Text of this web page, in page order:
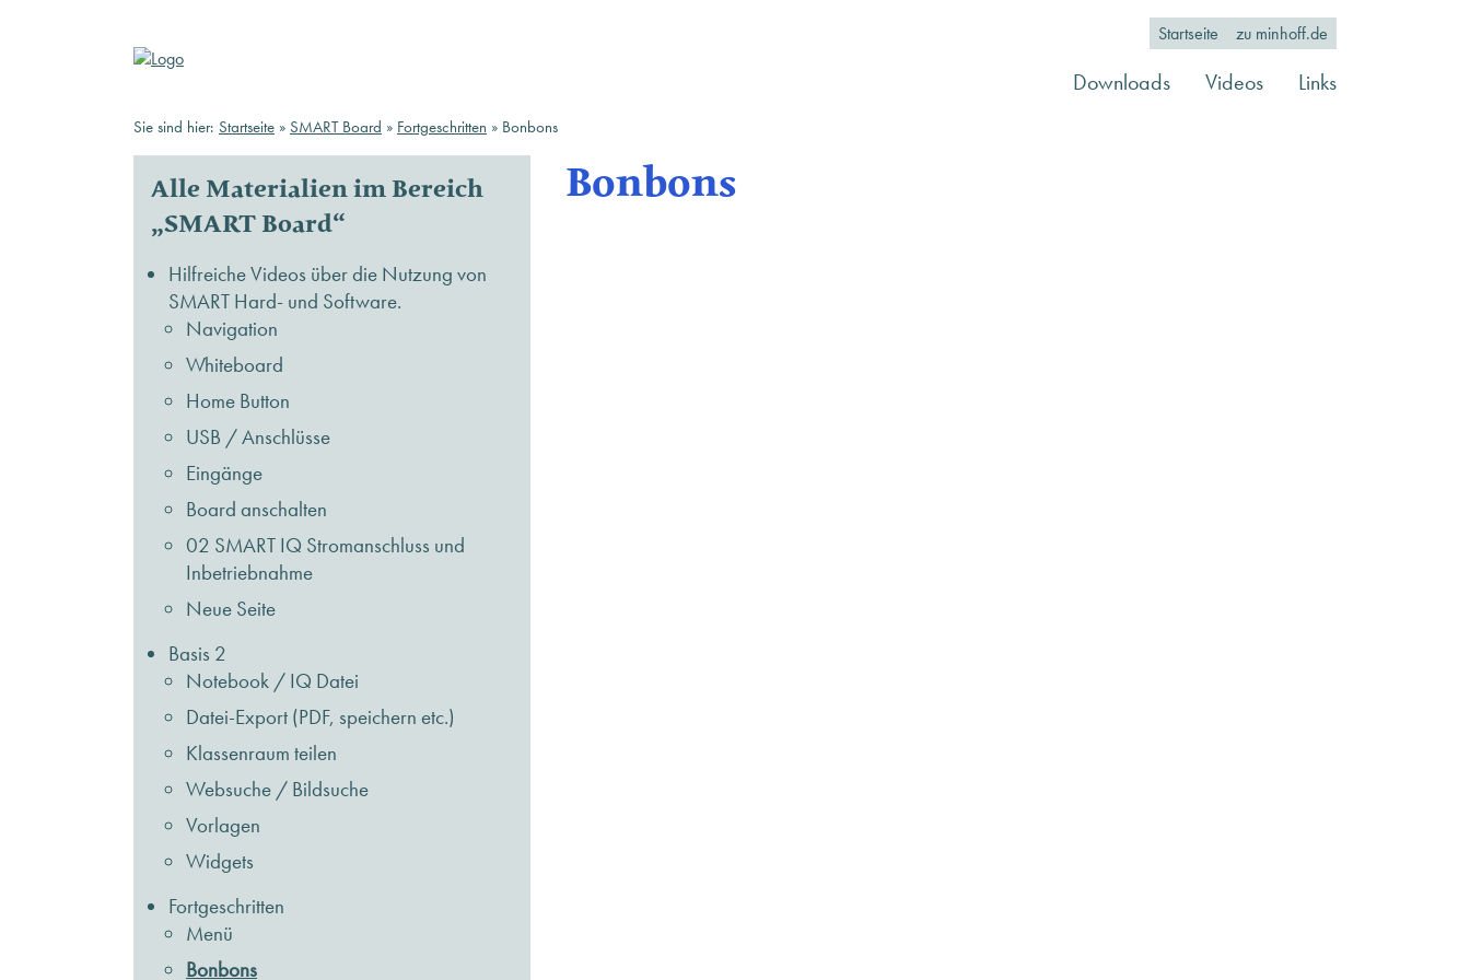
Startseite zu minhoff.de
Downloads Videos Links
Sie sind hier: Startseite » SMART Board » Fortgeschritten » Bonbons
Bonbons
Alle Materialien im Bereich
„SMART Board“
Hilfreiche Videos über die Nutzung von
SMART Hard- und Software.
Navigation
Whiteboard
Home Button
USB / Anschlüsse
Eingänge
Board anschalten
02 SMART IQ Stromanschluss und
Inbetriebnahme
Neue Seite
Basis 2
Notebook / IQ Datei
Datei-Export (PDF, speichern etc.)
Klassenraum teilen
Websuche / Bildsuche
Vorlagen
Widgets
Fortgeschritten
Menü
Bonbons